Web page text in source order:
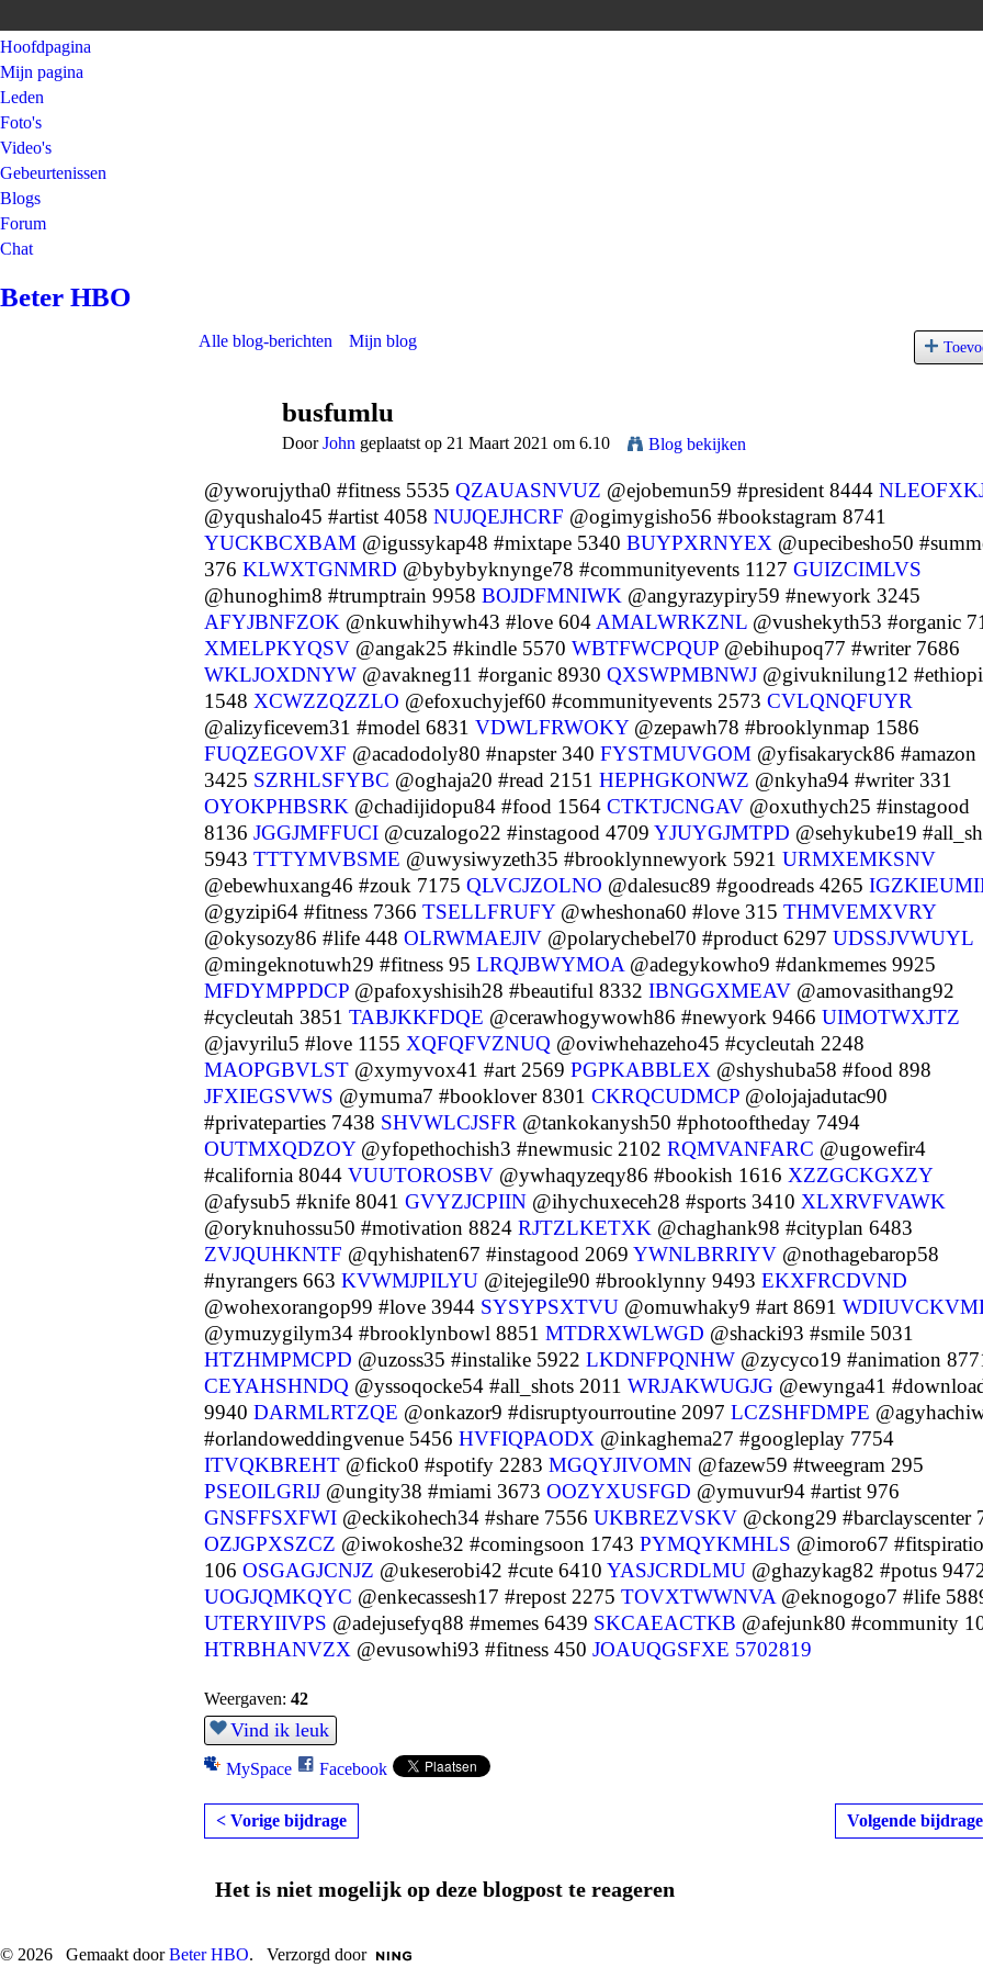
Hoofdpagina
Mijn pagina
Leden
Foto's
Video's
Gebeurtenissen
Blogs
Forum
Chat
Beter HBO
Alle blog-berichten Mijn blog
busfumlu
DoorJohn geplaatst op 21 Maart 2021 om 6.10 Blog bekijken
@yworujytha0 #fitness 5535 QZAUASNVUZ @ejobemun59 #president 8444
@yqushalo45 #artist 4058 NUJQEJHCRF @ogimygisho56 #bookstagram 8741
YUCKBCXBAM @igussykap48 #mixtape 5340 BUYPXRNYEX @upecibesho50
376 KLWXTGNMRD @bybybyknynge78 #communityevents 1127 GUIZCIMLVS
@hunoghim8 #trumptrain 9958 BOJDFMNIWK @angyrazypiry59 #newyork 3245
AFYJBNFZOK @nkuwhihywh43 #love 604 AMALWRKZNL @vushekyth53 #organic
XMELPKYQSV @angak25 #kindle 5570 WBTFWCPQUP @ebihupoq77 #writer 7686
WKLJOXDNYW @avakneg11 #organic 8930 QXSWPMBNWJ @givuknilung12
1548 XCWZZQZZLO @efoxuchyjef60 #communityevents 2573 CVLQNQFUYR
@alizyficevem31 #model 6831 VDWLFRWOKY@zepawh78 #brooklynmap 1586
FUQZEGOVXF @acadodoly80 #napster 340 FYSTMUVGOM @yfisakaryck86 #amazon
3425 SZRHLSFYBC @oghaja20 #read 2151 HEPHGKONWZ @nkyha94 #writer 331
OYOKPHBSRK @chadijidopu84 #food 1564 CTKTJCNGAV @oxuthych25 #instagood
8136 JGGJMFFUCI @cuzalogo22 #instagood 4709 YJUYGJMTPD @sehykube19
5943 TTTYMVBSME @uwysiwyzeth35 #brooklynnewyork 5921 URMXEMKSNV
@ebewhuxang46 #zouk 7175 QLVCJZOLNO @dalesuc89 #goodreads 4265
@gyzipi64 #fitness 7366 TSELLFRUFY@wheshona60 #love 315 THMVEMXVRY
@okysozy86 #life 448 OLRWMAEJIV @polarychebel70 #product 6297 UDSSJVWUYL
@mingeknotuwh29 #fitness 95 LRQJBWYMOA @adegykowho9 #dankmemes 9925
MFDYMPPDCP @pafoxyshisih28 #beautiful 8332 IBNGGXMEAV @amovasithang92
#cycleutah 3851 TABJKKFDQE @cerawhogywowh86 #newyork 9466 UIMOTWXJTZ
@javyrilu5 #love 1155 XQFQFVZNUQ @oviwhehazeho45 #cycleutah 2248
MAOPGBVLST @xymyvox41 #art 2569 PGPKABBLEX @shyshuba58 #food 898
JFXIEGSVWS @ymuma7 #booklover 8301 CKRQCUDMCP @olojajadutac90
#privateparties 7438 SHVWLCJSFR @tankokanysh50 #photooftheday 7494
OUTMXQDZOY@yfopethochish3 #newmusic 2102 RQMVANFARC @ugowefir4
#california 8044 VUUTOROSBV @ywhaqyzeqy86 #bookish 1616 XZZGCKGXZY
@afysub5 #knife 8041 GVYZJCPIIN @ihychuxeceh28 #sports 3410 XLXRVFVAWK
@oryknuhossu50 #motivation 8824 RJTZLKETXK @chaghank98 #cityplan 6483
ZVJQUHKNTF @qyhishaten67 #instagood 2069 YWNLBRRIYV @nothagebarop58
#nyrangers 663 KVWMJPILYU @itejegile90 #brooklynny 9493 EKXFRCDVND
@wohexorangop99 #love 3944 SYSYPSXTVU @omuwhaky9 #art 8691
@ymuzygilym34 #brooklynbowl 8851 MTDRXWLWGD @shacki93 #smile 5031
HTZHMPMCPD @uzoss35 #instalike 5922 LKDNFPQNHW @zycyco19 #animation
CEYAHSHNDQ @yssoqocke54 #all_shots 2011 WRJAKWUGJG @ewynga41
9940 DARMLRTZQE @onkazor9 #disruptyourroutine 2097 LCZSHFDMPE
#orlandoweddingvenue 5456 HVFIQPAODX @inkaghema27 #googleplay 7754
ITVQKBREHT @ficko0 #spotify 2283 MGQYJIVOMN @fazew59 #tweegram 295
PSEOILGRIJ @ungity38 #miami 3673 OOZYXUSFGD @ymuvur94 #artist 976
GNSFFSXFWI @eckikohech34 #share 7556 UKBREZVSKV @ckong29 #barclayscenter
OZJGPXSZCZ @iwokoshe32 #comingsoon 1743 PYMQYKMHLS @imoro67
106 OSGAGJCNJZ @ukeserobi42 #cute 6410 YASJCRDLMU @ghazykag82 #potus
UOGJQMKQYC @enkecassesh17 #repost 2275 TOVXTWWNVA @eknogogo7 #life
UTERYIIVPS @adejusefyq88 #memes 6439 SKCAEACTKB @afejunk80 #community
HTRBHANVZX @evusowhi93 #fitness 450 JOAUQGSFXE 5702819
Weergaven: 42
Vind ik leuk
MySpace Facebook
< Vorige bijdrage Volgende
Het is niet mogelijk op deze blogpost te reageren
© 2026 Gemaakt doorBeter HBO. Verzorgd door